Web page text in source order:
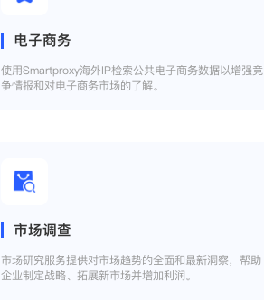
电子商务
使用Smartproxy海外IP检索公共电子商务数据以增强竞
争情报和对电子商务市场的了解。
市场调查
市场研究服务提供对市场趋势的全面和最新洞察，帮助
企业制定战略、拓展新市场并增加利润。